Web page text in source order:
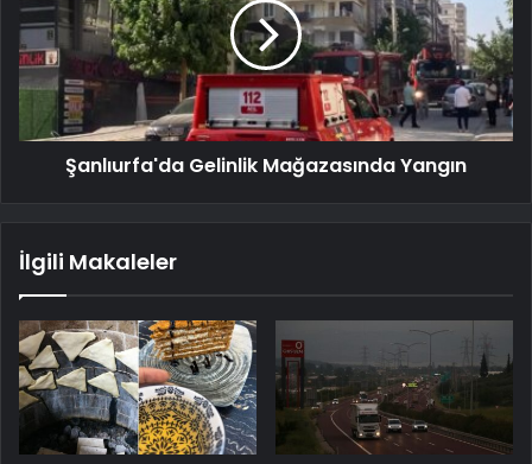
Şanlıurfa'da Gelinlik Mağazasında Yangın
İlgili Makaleler